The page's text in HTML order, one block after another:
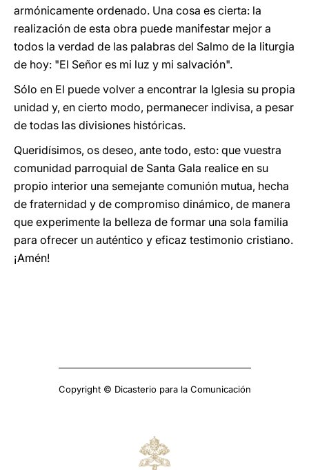
armónicamente ordenado. Una cosa es cierta: la
realización de esta obra puede manifestar mejor a
todos la verdad de las palabras del Salmo de la liturgia
de hoy: "El Señor es mi luz y mi salvación".
Sólo en El puede volver a encontrar la Iglesia su propia
unidad y, en cierto modo, permanecer indivisa, a pesar
de todas las divisiones históricas.
Queridísimos, os deseo, ante todo, esto: que vuestra
comunidad parroquial de Santa Gala realice en su
propio interior una semejante comunión mutua, hecha
de fraternidad y de compromiso dinámico, de manera
que experimente la belleza de formar una sola familia
para ofrecer un auténtico y eficaz testimonio cristiano.
¡Amén!
Copyright © Dicasterio para la Comunicación